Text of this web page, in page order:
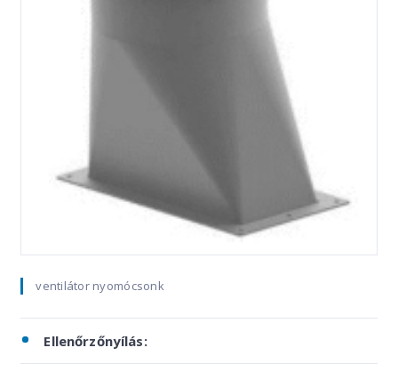
ventilátor nyomócsonk
Ellenőrzőnyílás: